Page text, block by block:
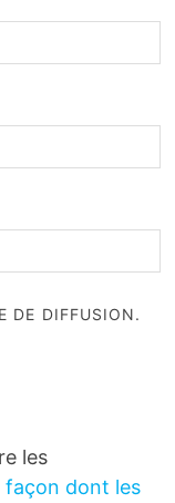
DE DIFFUSION.
les
façon dont les